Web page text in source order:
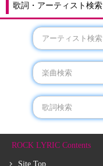
歌詞・アーティスト検索
ROCK LYRIC Contents
Site Top